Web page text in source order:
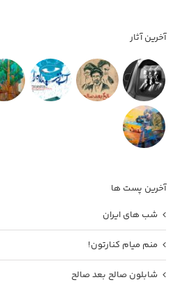
آخرین آثار
آخرین پست ها
شب های ایران
منم میام کنارتون!
شابلون صالح بعد صالح